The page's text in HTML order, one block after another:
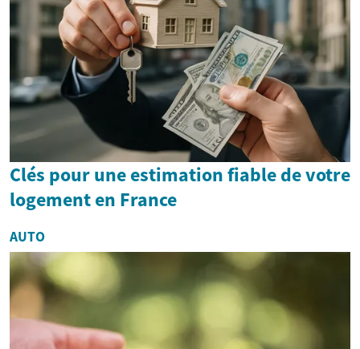
Clés pour une estimation fiable de votre
logement en France
AUTO